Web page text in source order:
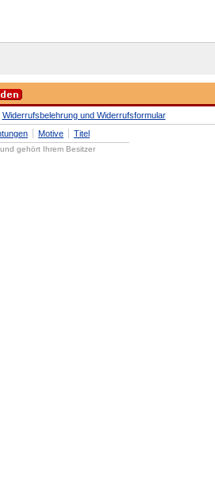
Widerrufsbelehrung und Widerrufsformular
Motive Titel
gehört Ihrem Besitzer